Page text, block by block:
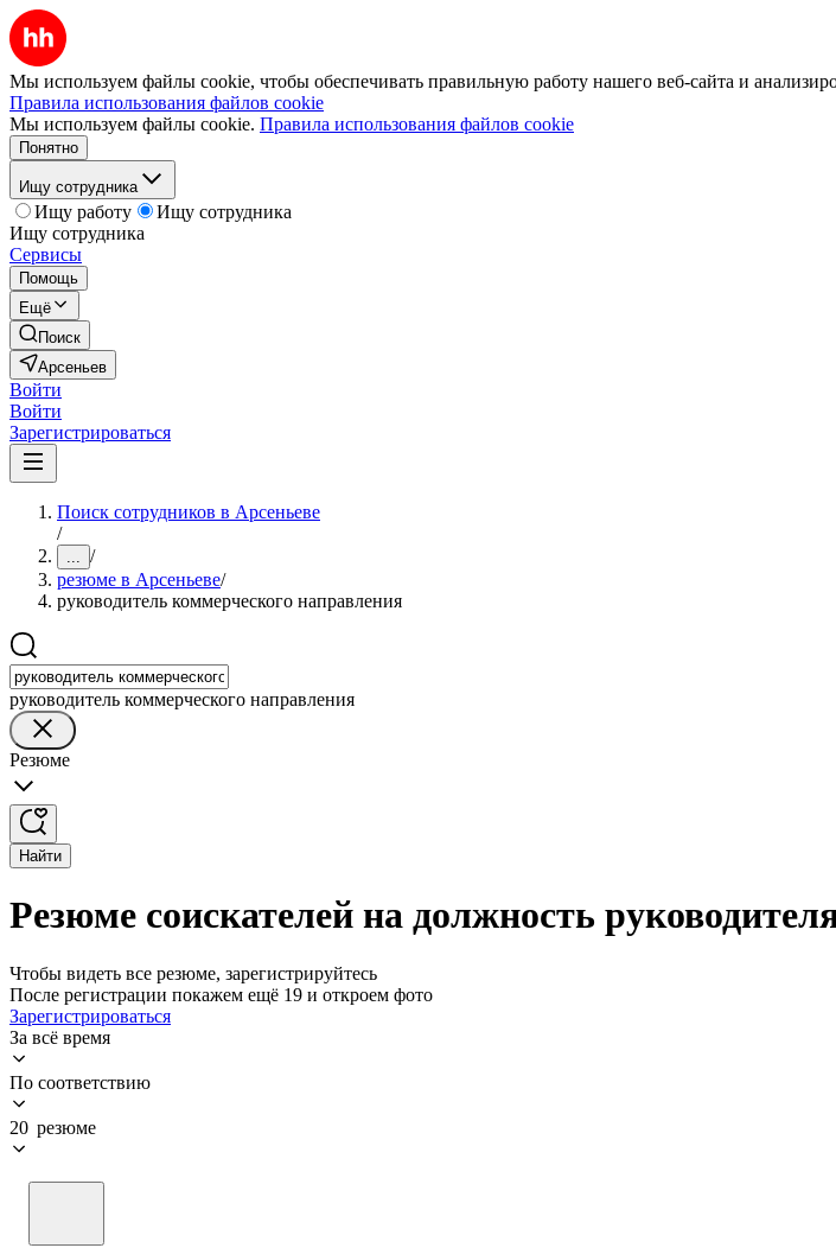
Мы используем файлы cookie, чтобы обеспечивать правильную работу нашего веб-сайта и
Правила использования файлов cookie
Мы используем файлы cookie. Правила использования файлов cookie
Понятно
Ищу сотрудника
Ищу работу
Ищу сотрудника
Ищу сотрудника
Сервисы
Помощь
Ещё
Поиск
Арсеньев
Войти
Войти
Зарегистрироваться
Поиск сотрудников в Арсеньеве
/
... /
резюме в Арсеньеве/
руководитель коммерческого направления
руководитель коммерческого направления
Резюме
Найти
Резюме соискателей на должность
Чтобы видеть все резюме, зарегистрируйтесь
После регистрации покажем ещё 19 и откроем фото
Зарегистрироваться
За всё время
По соответствию
20 резюме